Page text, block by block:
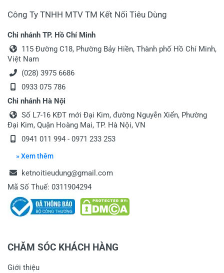
Công Ty TNHH MTV TM Kết Nối Tiêu Dùng
Chi nhánh TP. Hồ Chí Minh
115 Đường C18, Phường Bảy Hiền, Thành phố Hồ Chí Minh,
Việt Nam
(028) 3975 6686
0933 075 786
Chi nhánh Hà Nội
Số L7-16 KĐT mới Đại Kim, đường Nguyễn Xiển, Phường
Đại Kim, Quận Hoàng Mai, TP. Hà Nội, VN
0941 011 994 - 0971 233 253
» Xem thêm
ketnoitieudung@gmail.com
Mã Số Thuế: 0311904294
CHĂM SÓC KHÁCH HÀNG
Giới thiệu